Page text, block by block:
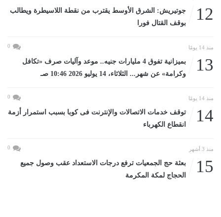
12
جوتيريش: الشرق الأوسط يقترب من نقطة اللاسيطرة ويطالب
بوقف القتال فورا
منذ 14 يومًا 0
13
بميزانية تفوق 4 مليارات جنيه.. موعد وآليات صرف «تكافل
وكرامة» عن شهر... الثلاثاء، 14 يوليو 2026 10:46 صـ
منذ 14 يومًا 0
14
توقف خدمات الاتصالات والإنترنت فى كوبا بسبب استمرار أزمة
انقطاع الكهرباء
منذ 3 أشهر 0
15
بعثة حج الجمعيات ترفع درجات الاستعداد عقب وصول جميع
الحجاج لمكة المكرمة